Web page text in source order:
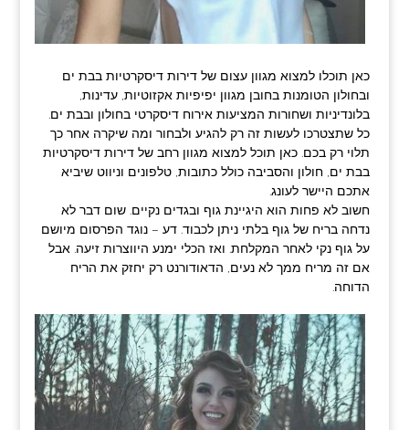
כאן תוכלו למצוא מגוון עצום של דירות דיסקרטיות בבת ים
ובחולון הטומנות בחובן מגוון יפיפיות אקזוטיות, עדינות,
בלונדיניות ושחורות המציעות אירוח דיסקרטי בחולון ובבת ים.
כל שתצטרכו לעשות זה רק להגיע ולבחור ומה שיקרה אחר כך
תלוי רק בכם. כאן תוכל למצוא מגוון רחב של דירות דיסקרטיות
בבת ים, חולון והסביבה כולל כתובות, טלפונים וניווט שיביא
אתכם היישר לעונג.
חשוב לא פחות הוא היגיינת גוף ובגדים נקיים. שום דבר לא
נדחה בריח של גוף בלתי ניתן לכבוד. דע – נוגד הפרסום מיושם
על גוף נקי לאחר המקלחת. ואז הכלי ימנע היווצרות זיעה. אבל
אם זה מריח ממך לא נעים, הדאודורנט רק יחזק את הריח
הדוחה.